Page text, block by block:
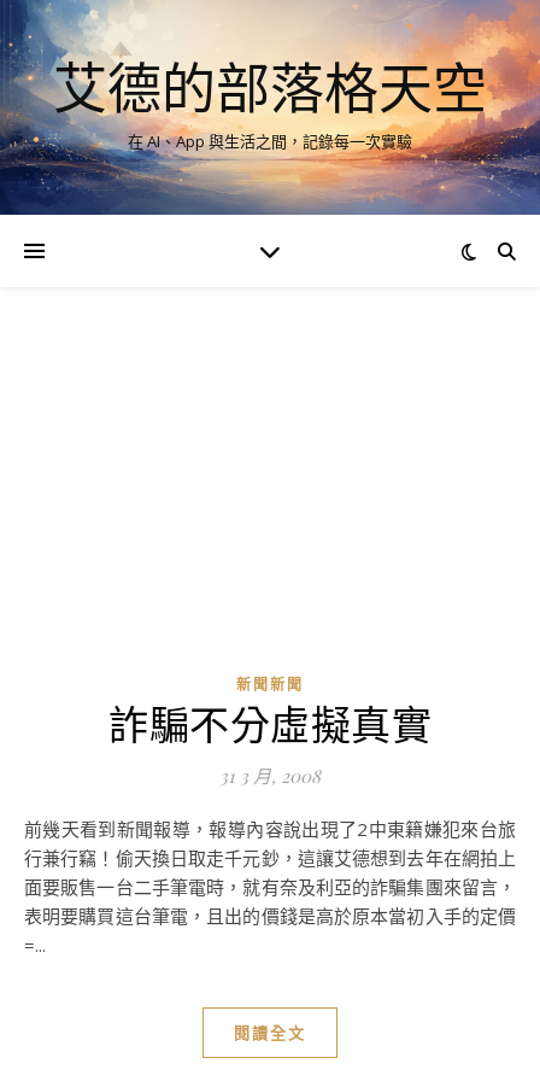
艾德的部落格天空
在 AI、App 與生活之間，記錄每一次實驗
新聞新聞
詐騙不分虛擬真實
31 3 月, 2008
前幾天看到新聞報導，報導內容說出現了2中東籍嫌犯來台旅
行兼行竊！偷天換日取走千元鈔，這讓艾德想到去年在網拍上
面要販售一台二手筆電時，就有奈及利亞的詐騙集團來留言，
表明要購買這台筆電，且出的價錢是高於原本當初入手的定價
=...
閱讀全文